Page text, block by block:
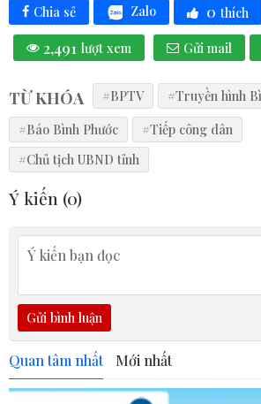
Chia sẻ Zalo 0 thích
2,491 lượt xem Gửi mail
TỪ KHÓA #BPTV
#Truyền hình
#Báo Bình Phước
#Tiếp công dân
#Chủ tịch UBND tỉnh
Ý kiến (0)
Gửi bình luận
Quan tâm nhất Mới nhất